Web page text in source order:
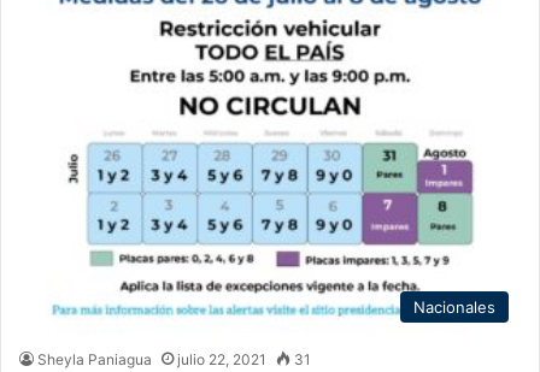
Nacionales
Sheyla Paniagua julio 22, 2021 31